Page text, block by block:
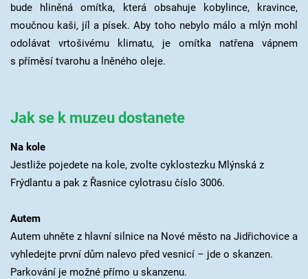
bude hliněná omítka, která obsahuje kobylince, kravince,
moučnou kaši, jíl a písek. Aby toho nebylo málo a mlýn mohl
odolávat vrtošivému klimatu, je omítka natřena vápnem
s příměsí tvarohu a lněného oleje.
Jak se k muzeu dostanete
Na kole
Jestliže pojedete na kole, zvolte cyklostezku Mlýnská z
Frýdlantu a pak z Řasnice cylotrasu číslo 3006.
Autem
Autem uhněte z hlavní silnice na Nové město na Jidřichovice a
vyhledejte první dům nalevo před vesnicí – jde o skanzen.
Parkování je možné přímo u skanzenu.